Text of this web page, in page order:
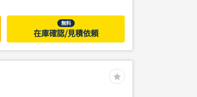
無料
在庫確認/見積依頼